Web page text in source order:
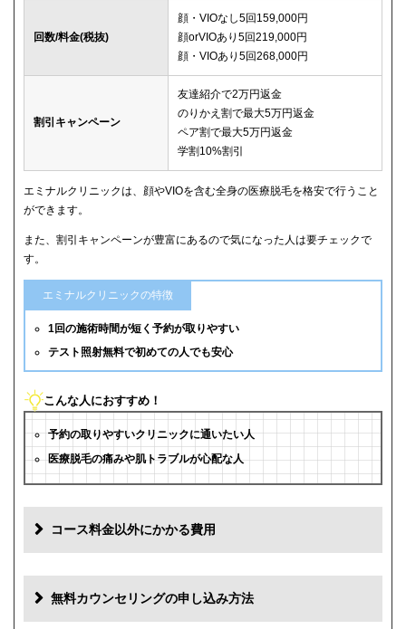
回数/料金(税抜)
顔・VIOなし5回159,000円
顔orVIOあり5回219,000円
顔・VIOあり5回268,000円
割引キャンペーン
友達紹介で2万円返金
のりかえ割で最大5万円返金
ペア割で最大5万円返金
学割10%割引
エミナルクリニックは、顔やVIOを含む全身の医療脱毛を格安で行うこと
ができます。
また、割引キャンペーンが豊富にあるので気になった人は要チェックで
す。
エミナルクリニックの特徴
1回の施術時間が短く予約が取りやすい
テスト照射無料で初めての人でも安心
こんな人におすすめ！
予約の取りやすいクリニックに通いたい人
医療脱毛の痛みや肌トラブルが心配な人
コース料金以外にかかる費用
初診料 0円
無料カウンセリングの申し込み方法